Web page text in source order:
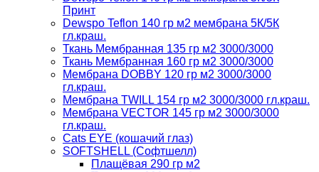
Принт
Dewspo Teflon 140 гр м2 мембрана 5К/5К
гл.краш.
Ткань Мембранная 135 гр м2 3000/3000
Ткань Мембранная 160 гр м2 3000/3000
Мембрана DOBBY 120 гр м2 3000/3000
гл.краш.
Мембрана TWILL 154 гр м2 3000/3000 гл.краш.
Мембрана VECTOR 145 гр м2 3000/3000
гл.краш.
Cats EYE (кошачий глаз)
SOFTSHELL (Софтшелл)
Плащёвая 290 гр м2